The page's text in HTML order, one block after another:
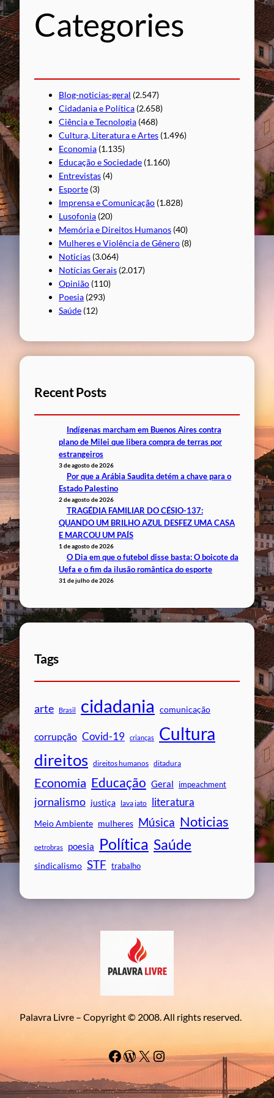
aCategories
Blog-noticias-geral (2.547)
Cidadania e Política (2.658)
Ciência e Tecnologia (468)
Cultura, Literatura e Artes (1.496)
Economia (1.135)
Educação e Sociedade (1.160)
Entrevistas (4)
Esporte (3)
Imprensa e Comunicação (1.828)
Lusofonia (20)
Memória e Direitos Humanos (40)
Mulheres e Violência de Gênero (8)
Noticias (3.064)
Notícias Gerais (2.017)
Opinião (110)
Poesia (293)
Saúde (12)
Recent Posts
Indígenas marcham em Buenos Aires contra
plano de Milei que libera compra de terras por
estrangeiros
3 de agosto de 2026
Por que a Arábia Saudita detém a chave para o
Estado Palestino
2 de agosto de 2026
TRAGÉDIA FAMILIAR DO CÉSIO-137:
QUANDO UM BRILHO AZUL DESFEZ UMA CASA
E MARCOU UM PAÍS
1 de agosto de 2026
O Dia em que o futebol disse basta: O boicote da
Uefa e o fim da ilusão romântica do esporte
31 de julho de 2026
Tags
arte Brasil cidadania comunicação
corrupção Covid-19 crianças Cultura
direitos direitos humanos ditadura
Economia Educação Geral impeachment
jornalismo justiça lava jato literatura
Meio Ambiente mulheres Música Noticias
petrobras poesia Política Saúde
sindicalismo STF trabalho
Palavra Livre – Copyright © 2008. All rights reserved.
Facebook WordPress # Instagram